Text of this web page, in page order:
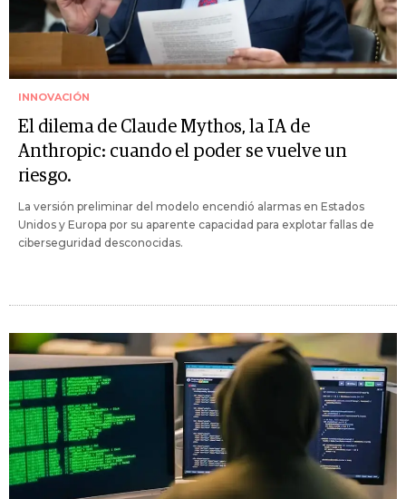
INNOVACIÓN
El dilema de Claude Mythos, la IA de
Anthropic: cuando el poder se vuelve un
riesgo.
La versión preliminar del modelo encendió alarmas en Estados
Unidos y Europa por su aparente capacidad para explotar fallas de
ciberseguridad desconocidas.